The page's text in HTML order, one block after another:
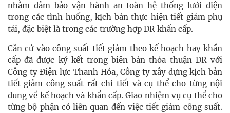
nhằm đảm bảo vận hành an toàn hệ thống lưới điện
trong các tình huống, kịch bản thực hiện tiết giảm phụ
tải, đặc biệt là trong các trường hợp DR khẩn cấp.
Căn cứ vào công suất tiết giảm theo kế hoạch hay khẩn
cấp đã được ký kết trong biên bản thỏa thuận DR với
Công ty Điện lực Thanh Hóa, Công ty xây dựng kịch bản
tiết giảm công suất rất chi tiết và cụ thể cho từng nội
dung về kế hoạch và khẩn cấp. Giao nhiệm vụ cụ thể cho
từng bộ phận có liên quan đến việc tiết giảm công suất.